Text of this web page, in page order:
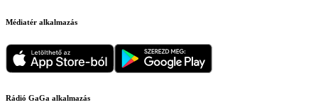
Médiatér alkalmazás
Rádió GaGa alkalmazás